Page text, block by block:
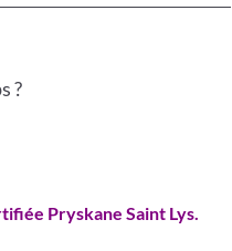
?
Pryskane Saint Lys.